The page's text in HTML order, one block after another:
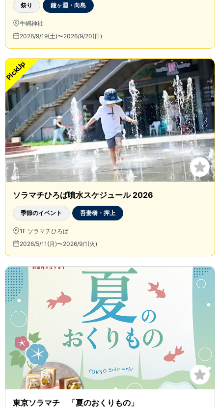
祭り 鐘ヶ淵・向島
牛嶋神社
2026/9/19(土)〜2026/9/20(日)
PickUp
ソラマチひろば噴水スケジュール 2026
季節のイベント 吾妻橋・押上
1F ソラマチひろば
2026/5/11(月)〜2026/9/1(火)
東京ソラマチ 「夏のおくりもの」